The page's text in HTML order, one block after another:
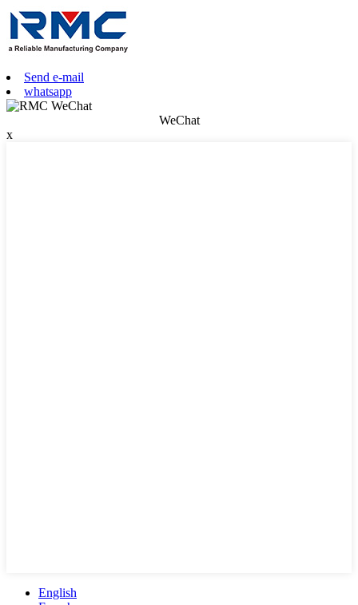
Send e-mail
whatsapp
WeChat
x
English